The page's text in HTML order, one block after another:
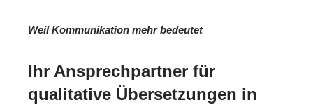
Weil Kommunikation mehr bedeutet
Ihr Ansprechpartner für
qualitative Übersetzungen in